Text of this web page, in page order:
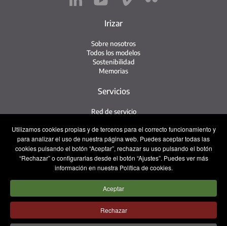
Utilizamos cookies propias y de terceros para el correcto funcionamiento y
para analizar el uso de nuestra página web. Puedes aceptar todas las
cookies pulsando el botón “Aceptar”, rechazar su uso pulsando el botón
“Rechazar” o configurarlas desde el botón “Ajustes”. Puedes ver más
información en nuestra Política de cookies.
Aceptar
Rechazar
Irizar
Sobre nosotros
Todos los modelos
Sostenibilidad
Memorias
Servicios
Red de servicio
iService
Usados
Contacto
Contacto
Posventa y Recambios
Equipo comercial
Trabaja con nosotros